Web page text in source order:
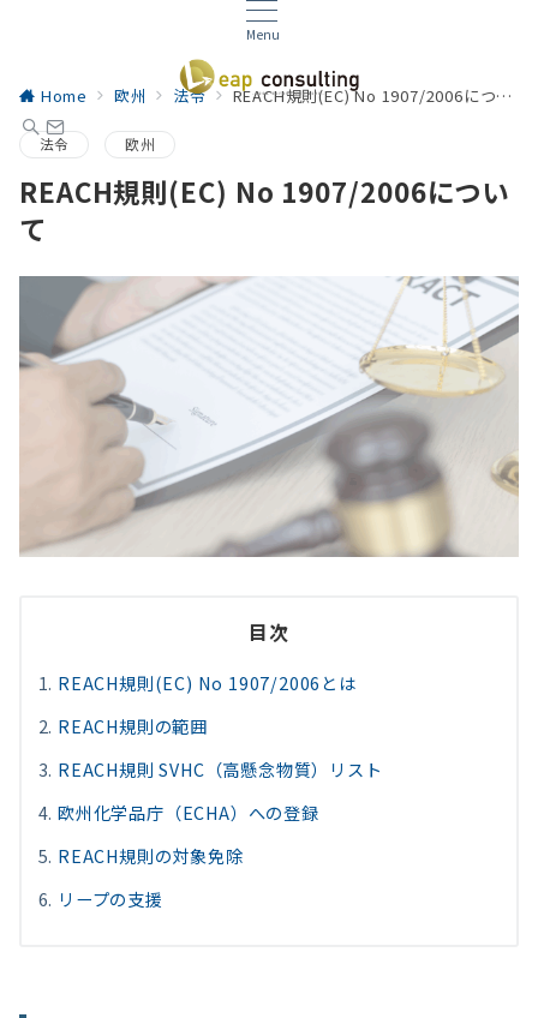
Menu
Home 欧州 法令 REACH規則(EC) No 1907/2006について
法令 欧州
REACH規則(EC) No 1907/2006につい
て
目次
REACH規則(EC) No 1907/2006とは
REACH規則の範囲
REACH規則 SVHC（高懸念物質）リスト
欧州化学品庁（ECHA）への登録
REACH規則の対象免除
リープの支援